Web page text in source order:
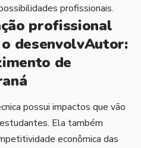
profissionais.
profissional
desenvolvAutor:
de
possui impactos que vão
Ela também
econômica das